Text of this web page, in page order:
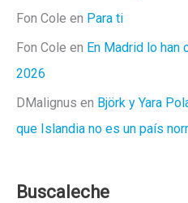
Fon Cole en Para ti
Fon Cole en En Madrid lo han
2026
DMalignus en Björk y Yara
que Islandia no es un país
Buscaleche